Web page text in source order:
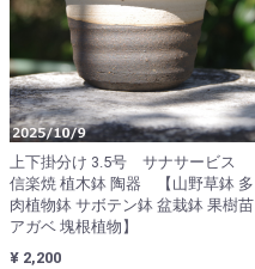
上下掛分け 3.5号 サナサービス
信楽焼 植木鉢 陶器 【山野草鉢 多
肉植物鉢 サボテン鉢 盆栽鉢 果樹苗
アガベ 塊根植物】
¥ 2,200